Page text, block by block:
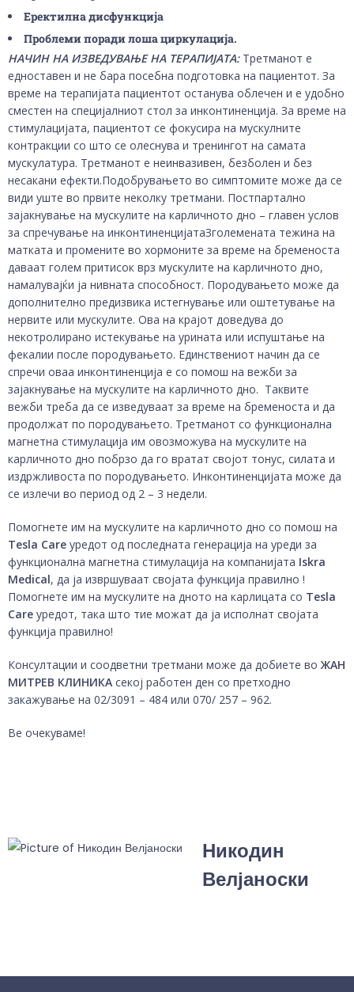
Еректилна дисфункција
Проблеми поради лоша циркулација.
НАЧИН НА ИЗВЕДУВАЊЕ НА ТЕРАПИЈАТА:Третманот е
едноставен и не бара посебна подготовка на пациентот. За
време на терапијата пациентот останува облечен и е удобно
сместен на специјалниот стол за инконтиненција. За време на
стимулацијата, пациентот се фокусира на мускулните
контракции со што се олеснува и тренингот на самата
мускулатура. Третманот е неинвазивен, безболен и без
несакани ефекти.Подобрувањето во симптомите може да се
види уште во првите неколку третмани. Постпартално
зајакнување на мускулите на карличното дно – главен услов
за спречување на инконтиненцијатаЗголемената тежина на
матката и промените во хормоните за време на бременоста
даваат голем притисок врз мускулите на карличното дно,
намалувајќи ја нивната способност. Породувањето може да
дополнително предизвика истегнување или оштетување на
нервите или мускулите. Ова на крајот доведува до
некотролирано истекување на урината или испуштање на
фекалии после породувањето. Единствениот начин да се
спречи оваа инконтиненција е со помош на вежби за
зајакнување на мускулите на карличното дно. Таквите
вежби треба да се изведуваат за време на бременоста и да
продолжат по породувањето. Третманот со функционална
магнетна стимулација им овозможува на мускулите на
карличното дно побрзо да го вратат својот тонус, силата и
издржливоста по породувањето. Инконтиненцијата може да
се излечи во период од 2 – 3 недели.
Помогнете им на мускулите на карличното дно со помош на
Tesla Care уредот од последната генерација на уреди за
функционална магнетна стимулација на компанијата Iskra
Medical, да ја извршуваат својата функција правилно !
Помогнете им на мускулите на дното на карлицата со Tesla
Care уредот, така што тие можат да ја исполнат својата
функција правилно!
Консултации и соодветни третмани може да добиете воЖАН
МИТРЕВ КЛИНИКА секој работен ден со претходно
закажување на 02/3091 – 484 или 070/ 257 – 962.
Ве очекуваме!
Никодин
Велјаноски